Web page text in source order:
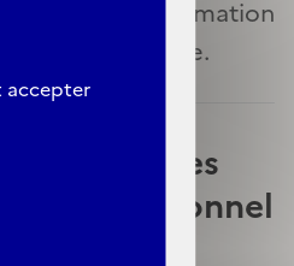
accepter
de toute information
ou ajoutée.
des
personnel